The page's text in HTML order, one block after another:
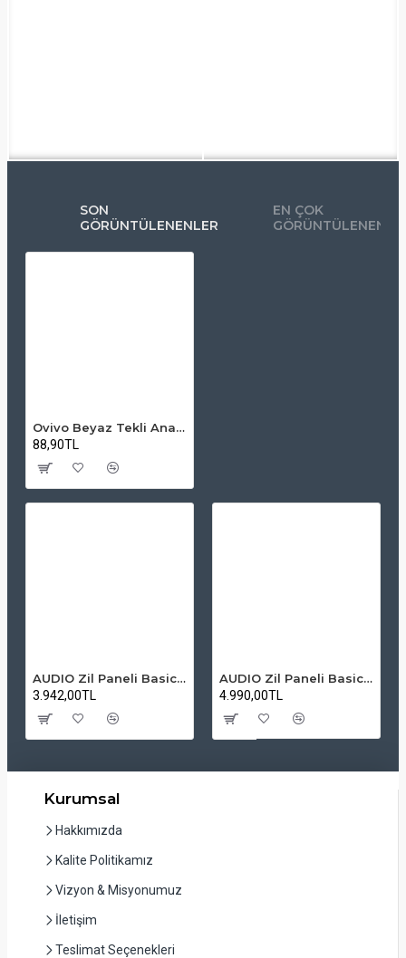
SON
GÖRÜNTÜLENENLER
EN ÇOK
Ovivo Beyaz Tekli Anahtar Çerçevesiz Grano
88,90TL
AUDIO Zil Paneli Basic Hpli Çift Buton 14'lü Sesli Apartman Diafon Kapı Paneli
3.942,00TL
AUDIO Zil Paneli Basic Hpli Çift Buton 20'li Sesli Apartman Diafon Kapı Paneli
4.990,00TL
Kurumsal
Hakkımızda
Kalite Politikamız
Vizyon & Misyonumuz
İletişim
Teslimat Seçenekleri